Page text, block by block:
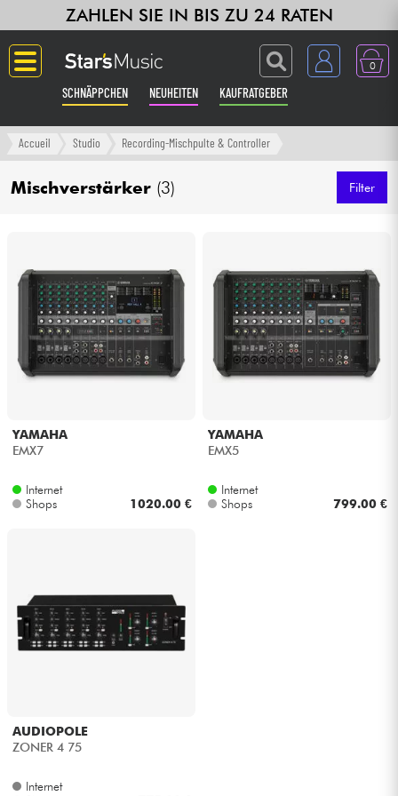
ZAHLEN SIE IN BIS ZU 24 RATEN
0
SCHNÄPPCHEN NEUHEITEN KAUFRATGEBER
Langue
Gitarre & Bass
Klaviere & Piano
Synths & samplers
Studio
Licht
Drums
Violinen & Quartett
Accueil Studio Recording-Mischpulte & Controller
Mischverstärker (3) Filter
YAMAHA
EMX7
Internet
Shops
1020.00 €
YAMAHA
EMX5
Internet
Shops
799.00 €
AUDIOPOLE
ZONER 4 75
Internet